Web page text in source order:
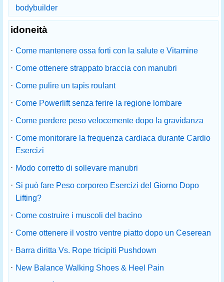
bodybuilder
idoneità
· Come mantenere ossa forti con la salute e Vitamine
· Come ottenere strappato braccia con manubri
· Come pulire un tapis roulant
· Come Powerlift senza ferire la regione lombare
· Come perdere peso velocemente dopo la gravidanza
· Come monitorare la frequenza cardiaca durante Cardio
Esercizi
· Modo corretto di sollevare manubri
· Si può fare Peso corporeo Esercizi del Giorno Dopo
Lifting?
· Come costruire i muscoli del bacino
· Come ottenere il vostro ventre piatto dopo un Ceserean
· Barra diritta Vs. Rope tricipiti Pushdown
· New Balance Walking Shoes & Heel Pain